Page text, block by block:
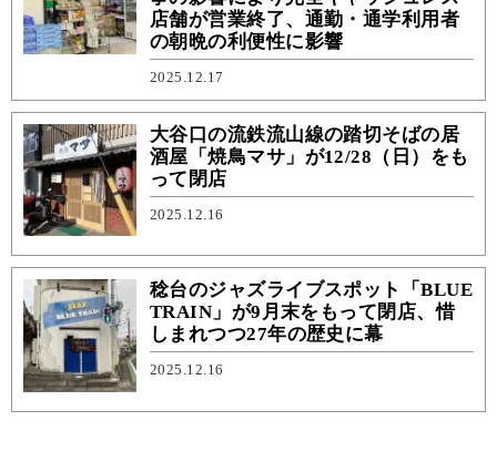
店舗が営業終了、通勤・通学利用者
の朝晩の利便性に影響
2025.12.17
大谷口の流鉄流山線の踏切そばの居
酒屋「焼鳥マサ」が12/28（日）をも
って閉店
2025.12.16
稔台のジャズライブスポット「BLUE
TRAIN」が9月末をもって閉店、惜
しまれつつ27年の歴史に幕
2025.12.16